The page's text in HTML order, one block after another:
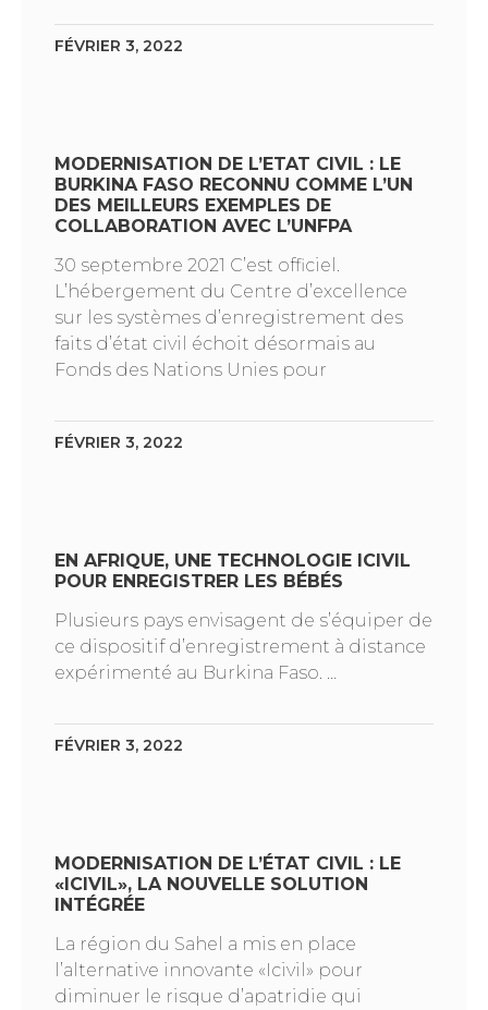
FÉVRIER 3, 2022
MODERNISATION DE L’ETAT CIVIL : LE
BURKINA FASO RECONNU COMME L’UN
DES MEILLEURS EXEMPLES DE
COLLABORATION AVEC L’UNFPA
30 septembre 2021 C’est officiel.
L’hébergement du Centre d’excellence
sur les systèmes d’enregistrement des
faits d’état civil échoit désormais au
Fonds des Nations Unies pour
FÉVRIER 3, 2022
EN AFRIQUE, UNE TECHNOLOGIE ICIVIL
POUR ENREGISTRER LES BÉBÉS
Plusieurs pays envisagent de s’équiper de
ce dispositif d’enregistrement à distance
expérimenté au Burkina Faso. …
FÉVRIER 3, 2022
MODERNISATION DE L’ÉTAT CIVIL : LE
«ICIVIL», LA NOUVELLE SOLUTION
INTÉGRÉE
La région du Sahel a mis en place
l’alternative innovante «Icivil» pour
diminuer le risque d’apatridie qui